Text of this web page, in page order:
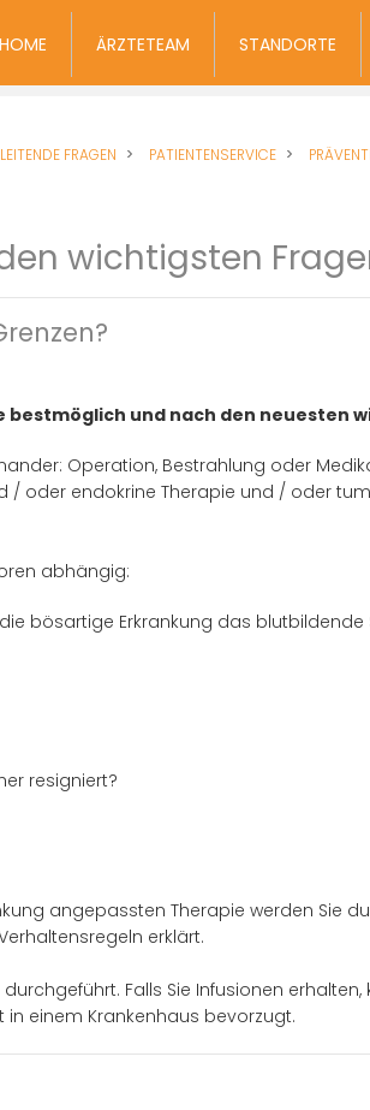
HOME ÄRZTETEAM STANDORTE
FRAGEN PATIENTENSERVICE
wichtigsten
und nach den neuesten
Operation, Bestrahlung oder
oder endokrine Therapie und / oder
abhängig:
bösartige Erkrankung das
resigniert?
angepassten Therapie werden Sie
erklärt.
Falls Sie Infusionen
einem Krankenhaus bevorzugt.